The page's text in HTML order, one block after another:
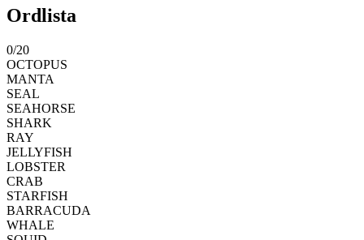
Ordlista
0/20
OCTOPUS
MANTA
SEAL
SEAHORSE
SHARK
RAY
JELLYFISH
LOBSTER
CRAB
STARFISH
BARRACUDA
WHALE